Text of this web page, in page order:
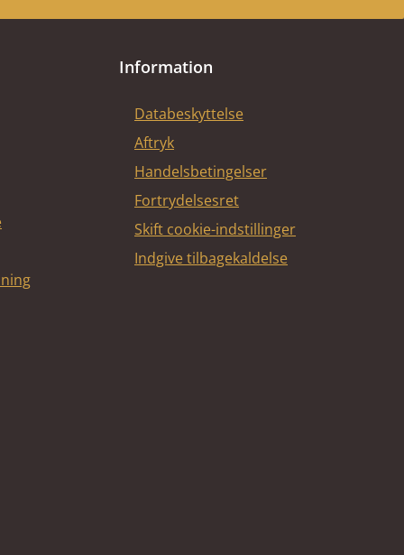
Information
Databeskyttelse
Aftryk
Handelsbetingelser
Fortrydelsesret
Skift cookie-indstillinger
Indgive tilbagekaldelse